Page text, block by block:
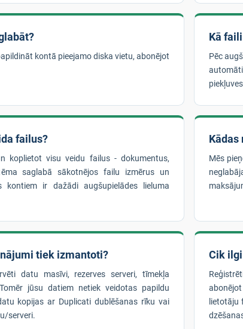
kontā pieejamo diska vietu, abonējot
Kā
Pēc
failus?
koplietot visu veidu failus - dokumentus,
saglabā sākotnējos failu izmērus un
kontiem ir dažādi augšupielādes lieluma
Kādas
Mēs
tiek izmantoti?
datu masīvi, rezerves serveri, tīmekļa
jūsu datiem netiek veidotas papildu
kopijas ar Duplicati dublēšanas rīku vai
serveri.
Cik
lietotāju